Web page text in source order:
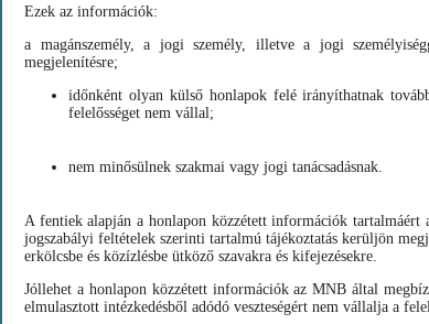
Ezek az információk:
a magánszemély, a jogi személy, illetve a jogi
megjelenítésre;
időnként olyan külső honlapok felé irányíthatnak
felelősséget nem vállal;
nem minősülnek szakmai vagy jogi tanácsadásnak.
A fentiek alapján a honlapon közzétett információk
jogszabályi feltételek szerinti tartalmú tájékoztatás kerüljön
erkölcsbe és közízlésbe ütköző szavakra és kifejezésekre.
Jóllehet a honlapon közzétett információk az MNB által
elmulasztott intézkedésből adódó veszteségért nem vállalja a